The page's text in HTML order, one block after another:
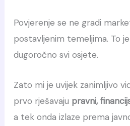
Povjerenje se ne gradi
postavljenim temeljima. To
dugoročno svi osjete.
Zato mi je uvijek zanimljivo
prvo rješavaju pravni,
a tek onda izlaze prema